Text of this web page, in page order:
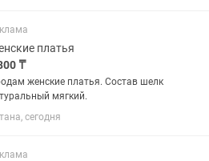
на 74 см. Тёплый, мягкий, не...
платья
₸
женские платья. Состав шелк
мягкий.
сегодня